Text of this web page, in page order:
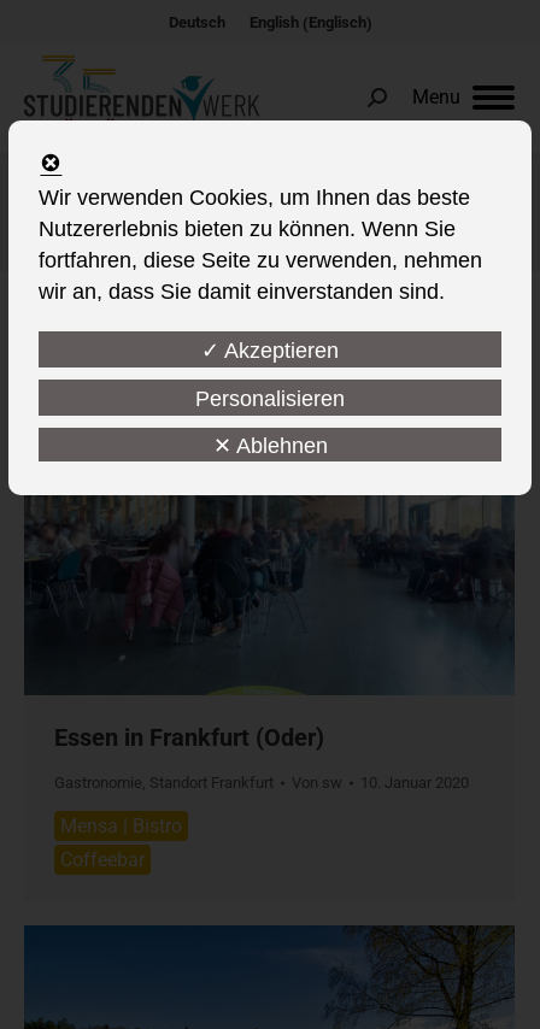
Deutsch English(Englisch)
Menu
Search:
Kategorie-Archive:Gastronomie
Sie befinden sich hier:
Essen in Frankfurt (Oder)
Gastronomie, Standort Frankfurt Von sw 10. Januar 2020
Mensa | Bistro
Coffeebar
Wir verwenden Cookies, um Ihnen das beste
Nutzererlebnis bieten zu können. Wenn Sie
fortfahren, diese Seite zu verwenden, nehmen
wir an, dass Sie damit einverstanden sind.
✓ Akzeptieren
Personalisieren
✕ Ablehnen